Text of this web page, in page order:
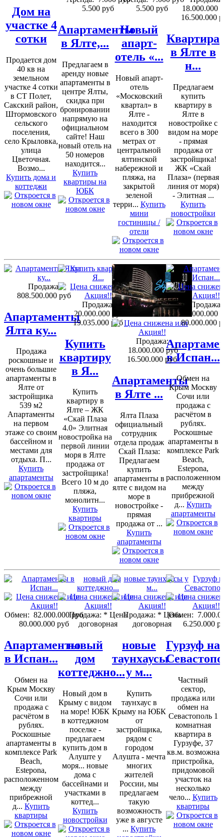
Дом на
участке 4
сотки
Продается дом
40 кв на
земельном
участке 4 сотки
в СТ Полет,
Сакский район,
Штормовского
сельского
поселения,
село Крыловка,
улица
Цветочная.
Возмо...
Купить дома и
коттеджи
5.500 руб
Апартаменты
в Ялте,...
Предлагаем в
аренду новые
апартаменты в
центре Ялты,
скидка при
бронировании
напрямую на
официальном
сайте! Наш
новый отель на
50 номеров
находится...
Купить
квартиры на
ЮБК
5.500 руб
Новый
апарт-
отель «...
Новый апарт-
отель
«Московский
квартал» в
Ялте -
находится
всего в 300
метрах от
центральной
ялтинской
набережной и
пляжа, на
закрытой
зеленой
терри... Купить
мини
гостиницы /
отели
18.000.000
16.500.000
Квартира
в Ялте в
н...
Предлагаем
купить
квартиру в
Ялте в
новостройке с
видом на море
- прямая
продажа от
застройщика!
ЖК «Скай
Плаза» (первая
линия от моря)
- Элитная ...
Купить
новостройки
Продажа:
808.500.000 руб
Апартаменты
Ялта ку...
Продажа
роскошные и
очень большие
апартаменты в
Ялте от
застройщика
539 м2
Апартаменты
на первом
этаже со своим
бассейном и
местами для
отдыха. П...
Купить
апартаменты
Продажа:
20.000.000 руб
19.035.000 руб
Купить
квартиру
в Я...
Купить
квартиру в
Ялте – ЖК
«Скай Плаза
4.0» Элитная
новостройка на
первой линии
моря в Ялте
продажа от
застройщика!
Всего 10 м до
пляжа,
монолитн...
Купить
квартиры
Продажа:
18.000.000 руб
16.500.000 руб
Апартаменты
в Ялте ...
Ялта Плаза
официальный
сотрудник
отдела продаж
Скай Плаза:
Предлагаем
купить
апартаменты в
ялте с видом на
море в
новостройке -
прямая
продажа от ...
Купить
апартаменты
Продажа:
82.000.000
80.000.000
в Испан...
Обмен на
Крым Москву
Сочи или
продажа с
расчётом в
рублях.
Роскошные
апартаменты в
комплексе Park
Beach,
Estepona,
расположенном
между
прибрежной
д... Купить
апартаменты
Обмен: 82.000.000 руб
80.000.000 руб
Апартаменты
в Испан...
Обмен на
Крым Москву
Сочи или
продажа с
расчётом в
рублях.
Роскошные
апартаменты в
комплексе Park
Beach,
Estepona,
расположенном
между
прибрежной
д... Купить
квартиры
Продажа: * Цена
договорная
новый
дом
коттеджно...
Новый дом в
Крыму с видом
на море! ЮБК
в коттеджном
поселке -
предлагаем
купить дом в
Алуште у
моря... новые
дома с
бассейнами и
участками в
коттед...
Купить
новостройки
Продажа: * Цена
договорная
новые
таунхаусы
у м...
Купить
таунхаус в
Крыму на ЮБК
от
застройщика,
рядом с
городом
Алушта - мечта
многих
жителей
России, мы
предлагаем
такую
возможность
уже в августе
... Купить
Обмен:
6.250.000
Гурзуф на
Частный
сектор,
продажа или
обмен на
Севастополь 1
комнатная
квартира в
Гурзуфе, 37
кв.м. возможна
пристройка,
придомовой
участок на
несколько
чело... Купить
квартиры